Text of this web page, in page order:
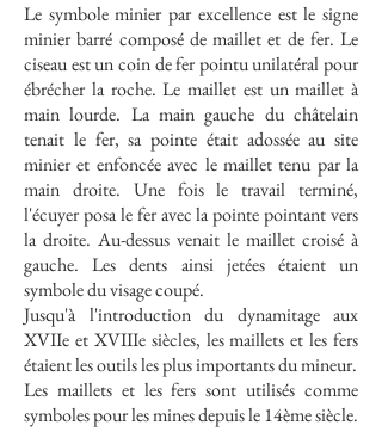
Le symbole minier par excellence est le signe
minier barré composé de maillet et de fer. Le
ciseau est un coin de fer pointu unilatéral pour
ébrécher la roche. Le maillet est un maillet à
main lourde. La main gauche du châtelain
tenait le fer, sa pointe était adossée au site
minier et enfoncée avec le maillet tenu par la
main droite. Une fois le travail terminé,
l'écuyer posa le fer avec la pointe pointant vers
la droite. Au-dessus venait le maillet croisé à
gauche. Les dents ainsi jetées étaient un
symbole du visage coupé.
Jusqu'à l'introduction du dynamitage aux
XVIIe et XVIIIe siècles, les maillets et les fers
étaient les outils les plus importants du mineur.
Les maillets et les fers sont utilisés comme
symboles pour les mines depuis le 14ème siècle.